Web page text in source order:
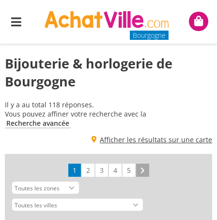
Menu
Bourgogne
Mon
Bijouterie & horlogerie de
Bourgogne
Il y a au total 118 réponses.
Vous pouvez affiner votre recherche avec la
Recherche avancée
Afficher les résultats sur une carte
1 2 3 4 5